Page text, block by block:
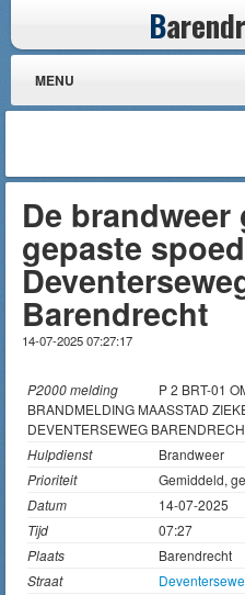
B
MENU
De brandweer
gepaste
Barendrecht
14-07-2025 07:27:17
P2000 melding
P 2 BRT-01
BRANDMELDING MAASSTAD
DEVENTERSEWEG
Hulpdienst
Brandweer
Prioriteit
Gemiddeld,
Datum
14-07-2025
Tijd
07:27
Plaats
Barendrecht
Straat